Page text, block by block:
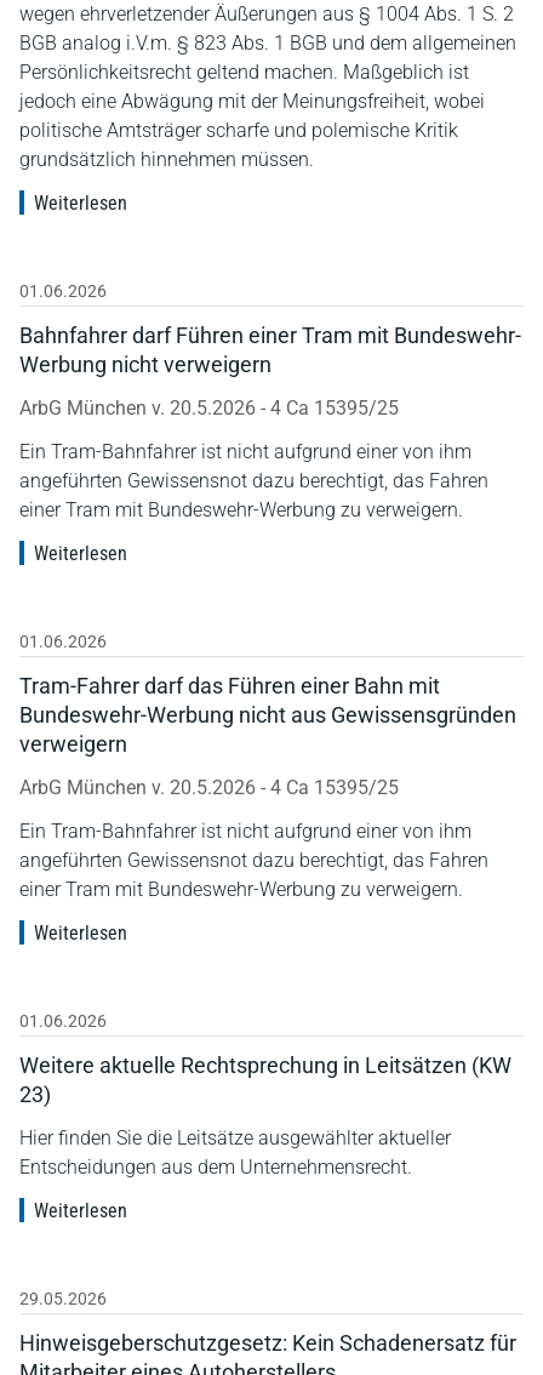
wegen ehrverletzender Äußerungen aus § 1004 Abs. 1 S. 2
BGB analog i.V.m. § 823 Abs. 1 BGB und dem allgemeinen
Persönlichkeitsrecht geltend machen. Maßgeblich ist
jedoch eine Abwägung mit der Meinungsfreiheit, wobei
politische Amtsträger scharfe und polemische Kritik
grundsätzlich hinnehmen müssen.
Weiterlesen
01.06.2026
Bahnfahrer darf Führen einer Tram mit Bundeswehr-
Werbung nicht verweigern
ArbG München v. 20.5.2026 - 4 Ca 15395/25
Ein Tram-Bahnfahrer ist nicht aufgrund einer von ihm
angeführten Gewissensnot dazu berechtigt, das Fahren
einer Tram mit Bundeswehr-Werbung zu verweigern.
Weiterlesen
01.06.2026
Tram-Fahrer darf das Führen einer Bahn mit
Bundeswehr-Werbung nicht aus Gewissensgründen
verweigern
ArbG München v. 20.5.2026 - 4 Ca 15395/25
Ein Tram-Bahnfahrer ist nicht aufgrund einer von ihm
angeführten Gewissensnot dazu berechtigt, das Fahren
einer Tram mit Bundeswehr-Werbung zu verweigern.
Weiterlesen
01.06.2026
Weitere aktuelle Rechtsprechung in Leitsätzen (KW
23)
Hier finden Sie die Leitsätze ausgewählter aktueller
Entscheidungen aus dem Unternehmensrecht.
Weiterlesen
29.05.2026
Hinweisgeberschutzgesetz: Kein Schadenersatz für